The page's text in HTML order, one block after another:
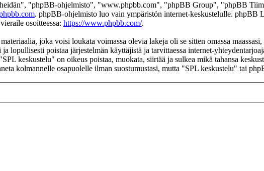
"phpBB-ohjelmisto", "www.phpbb.com", "phpBB Group", "phpBB
. phpBB-ohjelmisto luo vain ympäristön internet-keskustelulle. phpBB
osoitteessa: https://www.phpbb.com/.
joka voisi loukata voimassa olevia lakeja oli se sitten omassa
lopullisesti poistaa järjestelmän käyttäjistä ja tarvittaessa internet-
keskustelu" on oikeus poistaa, muokata, siirtää ja sulkea mikä tahansa
kolmannelle osapuolelle ilman suostumustasi, mutta "SPL keskustelu" tai